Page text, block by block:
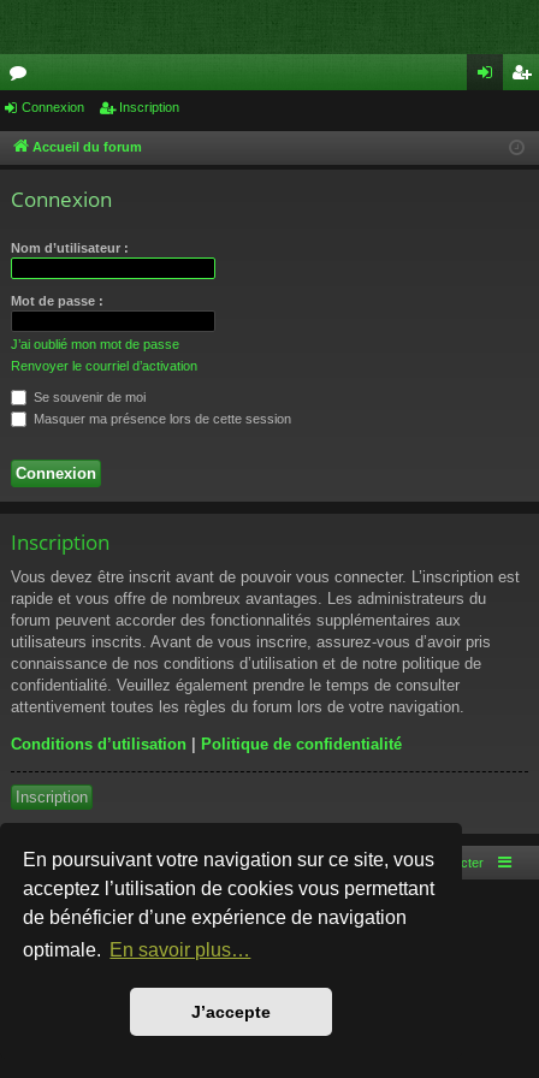
En poursuivant votre navigation sur ce site, vous
acceptez l’utilisation de cookies vous permettant
de bénéficier d’une expérience de navigation
optimale. En savoir plus…
J’accepte
or
u cri
Connexion Inscription
Accueil du forum
Connexion
Nom d’utilisateur :
Mot de passe :
J’ai oublié mon mot de passe
Renvoyer le courriel d’activation
Se souvenir de moi
Masquer ma présence lors de cette session
Inscription
Vous devez être inscrit avant de pouvoir vous connecter. L’inscription est
rapide et vous offre de nombreux avantages. Les administrateurs du
forum peuvent accorder des fonctionnalités supplémentaires aux
utilisateurs inscrits. Avant de vous inscrire, assurez-vous d’avoir pris
connaissance de nos conditions d’utilisation et de notre politique de
confidentialité. Veuillez également prendre le temps de consulter
attentivement toutes les règles du forum lors de votre navigation.
Conditions d’utilisation | Politique de confidentialité
Inscription
Accueil du forum Nous contacter
Développé parphpBB® Forum Software © phpBB Limited
Style par
Traduction française officielle